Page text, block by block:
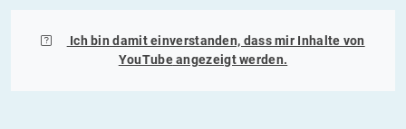
Ich bin damit einverstanden, dass mir Inhalte von
YouTubeangezeigt werden.